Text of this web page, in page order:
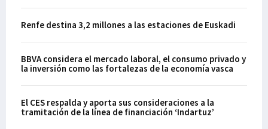
Renfe destina 3,2 millones a las estaciones de Euskadi
BBVA considera el mercado laboral, el consumo privado y
la inversión como las fortalezas de la economía vasca
El CES respalda y aporta sus consideraciones a la
tramitación de la línea de financiación ‘Indartuz’